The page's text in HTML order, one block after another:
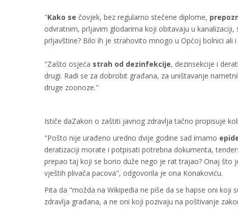
"Kako se čovjek, bez regularno stečene diplome,
odvratnim, prljavim glodarima koji obitavaju u
prljavštine? Bilo ih je strahovito mnogo u Općoj bolnici ali
"Zašto osjeća strah od dezinfekcije, dezinsekcije i
drugi. Radi se za dobrobit građana, za uništavanje
druge zoonoze."
Ističe daZakon o zaštiti javnog zdravlja tačno propisuje
"Pošto nije urađeno uredno dvije godine sad imamo
deratizaciji morate i potpisati potrebna dokumenta,
prepao taj koji se borio duže nego je rat trajao? Onaj što
vještih plivača pacova", odgovorila je ona Konakoviću.
Pita da "možda na Wikipedia ne piše da se hapse oni
zdravlja građana, a ne oni koji pozivaju na poštivanje